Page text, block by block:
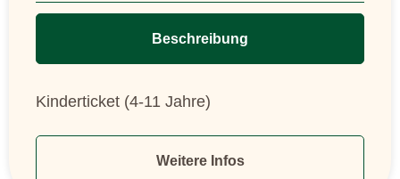
Beschreibung
Weitere Infos
Kinderticket (4-11 Jahre)